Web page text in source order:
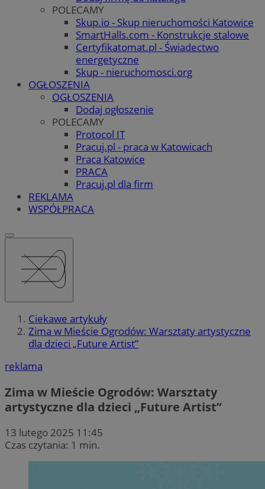
POLECAMY
Skup.io - Skup nieruchomości Katowice
SmartHalls.com - Konstrukcje stalowe
Certyfikatomat.pl - Świadectwo
energetyczne
Skup - nieruchomosci.org
OGŁOSZENIA
OGŁOSZENIA
Dodaj ogłoszenie
POLECAMY
Protocol IT
Pracuj.pl - praca w Katowicach
Praca Katowice
PRACA
Pracuj.pl dla firm
REKLAMA
WSPÓŁPRACA
Ciekawe artykuły
Zima w Mieście Ogrodów: Warsztaty artystyczne
dla dzieci „Future Artist”
reklama
Zima w Mieście Ogrodów: Warsztaty
artystyczne dla dzieci „Future Artist”
13 lutego 2025 11:45
Czas czytania: 1 min.